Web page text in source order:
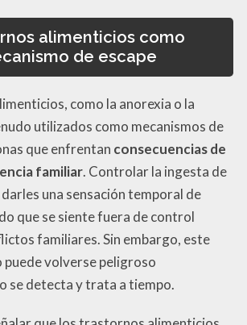
alimenticios como
de escape
como la anorexia o la
utilizados como mecanismos de
que enfrentan consecuencias de
familiar. Controlar la ingesta de
una sensación temporal de
que se siente fuera de control
familiares. Sin embargo, este
volverse peligroso
se detecta y trata a tiempo.